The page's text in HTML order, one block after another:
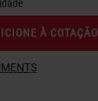
À COTAÇÃO